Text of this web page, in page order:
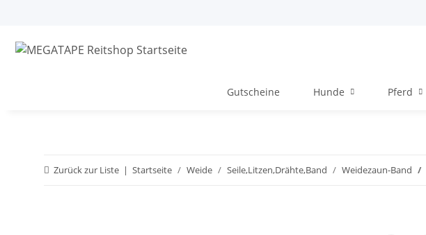
Gutscheine Hunde Pferd
Zurück zur Liste Startseite Weide Seile,Litzen,Drähte,Band Weidezaun-Band